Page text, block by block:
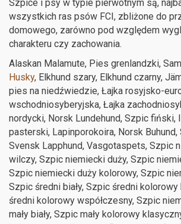
Szpice i psy w typie pierwotnym są,
wszystkich ras psów FCI, zbliżone do
domowego, zarówno pod względem
charakteru czy zachowania.
Alaskan Malamute, Pies grenlandzki,
Husky, Elkhund szary, Elkhund czarny,
pies na niedźwiedzie, Łajka rosyjsko-
wschodniosyberyjska, Łajka
nordycki, Norsk Lundehund, Szpic
pasterski, Lapinporokoira, Norsk Buhund,
Svensk Lapphund, Vasgotaspets, Szpic
wilczy, Szpic niemiecki duży, Szpic
Szpic niemiecki duży kolorowy, Szpic
Szpic średni biały, Szpic średni
średni kolorowy współczesny, Szpic
mały biały, Szpic mały kolorowy